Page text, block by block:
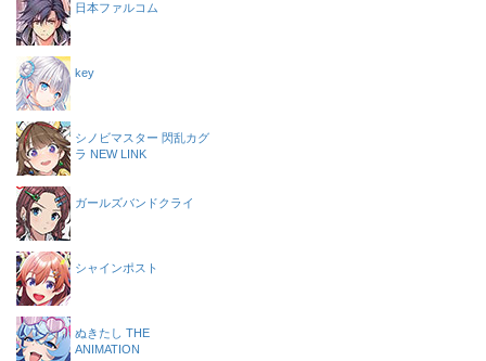
日本ファルコム
key
シノビマスター 閃乱カグ
ラ NEW LINK
ガールズバンドクライ
シャインポスト
ぬきたし THE
ANIMATION